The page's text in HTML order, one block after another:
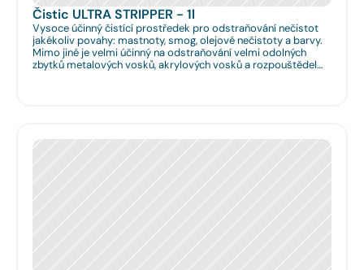
Čistic ULTRA STRIPPER - 1l
Vysoce účinný čistící prostředek pro odstraňování nečistot
jakékoliv povahy: mastnoty, smog, olejové nečistoty a barvy.
Mimo jiné je velmi účinný na odstraňování velmi odolných
zbytků metalových vosků, akrylových vosků a rozpouštědel